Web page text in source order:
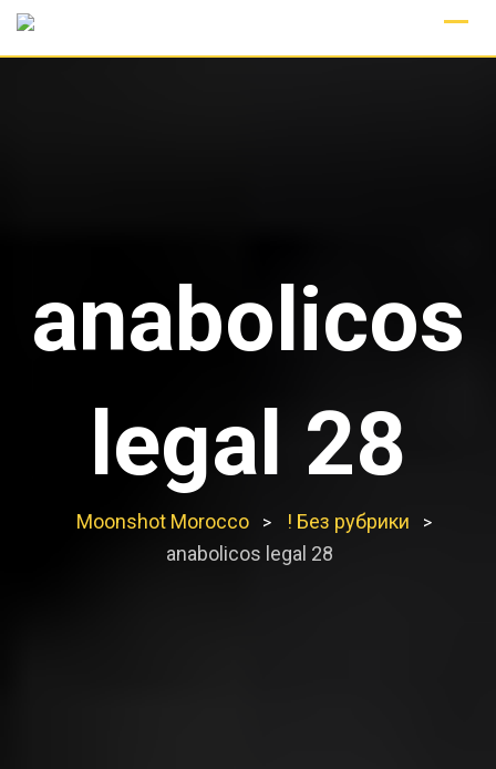
Skip
anabolicos
legal 28
Moonshot Morocco > ! Без рубрики >
anabolicos legal 28